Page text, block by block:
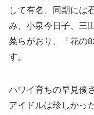
して有名、同期には
み、小泉今日子、三
菜らがおり、「花の
す。
ハワイ育ちの早見優
アイドルは珍しかっ